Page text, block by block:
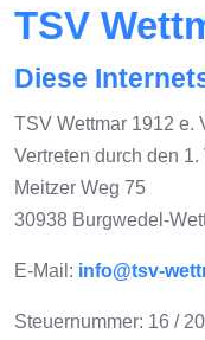
TSV
Diese
TSV Wettmar 1912 e.
Vertreten durch den
Meitzer Weg 75
30938 Burgwedel-
E-Mail: info@tsv-
Steuernummer: 16 /